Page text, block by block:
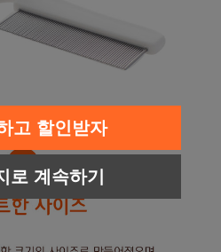
고 할인받자
로 계속하기